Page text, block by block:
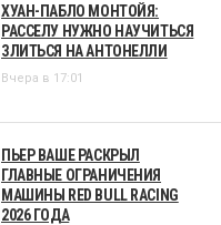
ХУАН-ПАБЛО МОНТОЙЯ:
РАССЕЛУ НУЖНО НАУЧИТЬСЯ
ЗЛИТЬСЯ НА АНТОНЕЛЛИ
Вчера в 17:01
ПЬЕР ВАШЕ РАСКРЫЛ
ГЛАВНЫЕ ОГРАНИЧЕНИЯ
МАШИНЫ RED BULL RACING
2026 ГОДА